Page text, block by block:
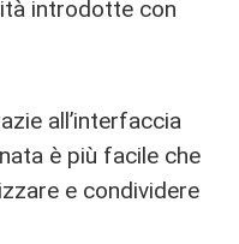
introdotte con
all’interfaccia
è più facile che
e condividere